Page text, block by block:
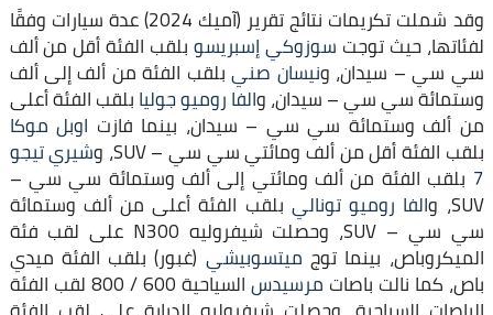
وقد شملت تكريمات نتائج تقرير (آميك 2024) عدة سيارات وفقًا
لفئاتها، حيث توجت سوزوكي إسبريسوبلقب الفئة أقل من ألف
سي سي – سيدان، ونيسان صنيبلقب الفئة من ألف إلى ألف
وستمائة سي سي – سيدان، والفا روميو جوليابلقب الفئة أعلى
من ألف وستمائة سي سي – سيدان، بينما فازت اوبل موكا
بلقب الفئة أقل من ألف ومائتي سي سي – SUV، و شيري تيجو
7 بلقب الفئة من ألف ومائتي إلى ألف وستمائة سي سي –
SUV، و الفا روميو تونالي بلقب الفئة أعلى من ألف وستمائة
سي سي – SUV، وحصلت شيفروليه N300 على لقب فئة
الميكروباص، بينما توج ميتسوبيشي (غبور) بلقب الفئة ميدي
باص، كما نالت باصات مرسيدس السياحية 600 / 800 لقب الفئة